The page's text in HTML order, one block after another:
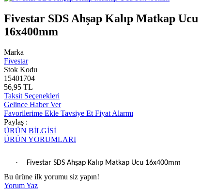
Fivestar SDS Ahşap Kalıp Matkap Ucu
16x400mm
Marka
Fivestar
Stok Kodu
15401704
56,95 TL
Taksit Seçenekleri
Gelince Haber Ver
Favorilerime Ekle Tavsiye Et Fiyat Alarmı
Paylaş :
ÜRÜN BİLGİSİ
ÜRÜN YORUMLARI
· Fivestar SDS Ahşap Kalıp Matkap Ucu 16x400mm
Bu ürüne ilk yorumu siz yapın!
Yorum Yaz